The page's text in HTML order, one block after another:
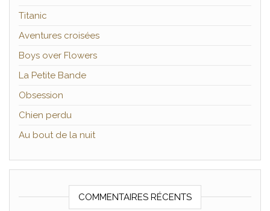
Titanic
Aventures croisées
Boys over Flowers
La Petite Bande
Obsession
Chien perdu
Au bout de la nuit
COMMENTAIRES RÉCENTS